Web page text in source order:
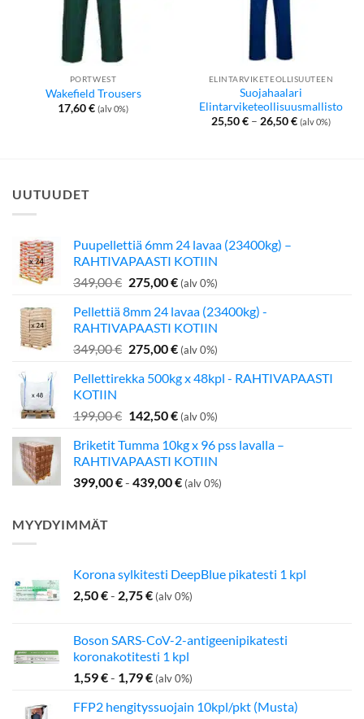
PORTWEST
Wakefield Trousers
17,60€ (alv 0%)
ELINTARVIKETEOLLISUUTEEN
Suojahaalari
Elintarviketeollisuusmallisto
25,50€ – 26,50€Hintaluokka:
25,50 €
(alv 0%)
UUTUUDET
Puupellettiä 6mm 24 lavaa (23400kg) –
RAHTIVAPAASTI KOTIIN
349,00€ Alkuperäinen
oli:
349,00 €.
275,00€Nykyinen
on:
275,00 €.
(alv 0%)
Pellettiä 8mm 24 lavaa (23400kg) -
RAHTIVAPAASTI KOTIIN
349,00€ Alkuperäinen
oli:
275,00€Nykyinen
on:
(alv 0%)
Pellettirekka 500kg x 48kpl - RAHTIVAPAASTI
KOTIIN
199,00€ Alkuperäinen
oli:
199,00 €.
142,50€Nykyinen
on:
142,50 €.
(alv 0%)
Briketit Tumma 10kg x 96 pss lavalla –
RAHTIVAPAASTI KOTIIN
399,00€- 439,00€ (alv 0%)
MYYDYIMMÄT
Korona sylkitesti DeepBlue pikatesti 1 kpl
2,50€- 2,75€ (alv 0%)
Boson SARS-CoV-2-antigeenipikatesti
koronakotitesti 1 kpl
1,59€- 1,79€ (alv 0%)
FFP2 hengityssuojain 10kpl/pkt (Musta)